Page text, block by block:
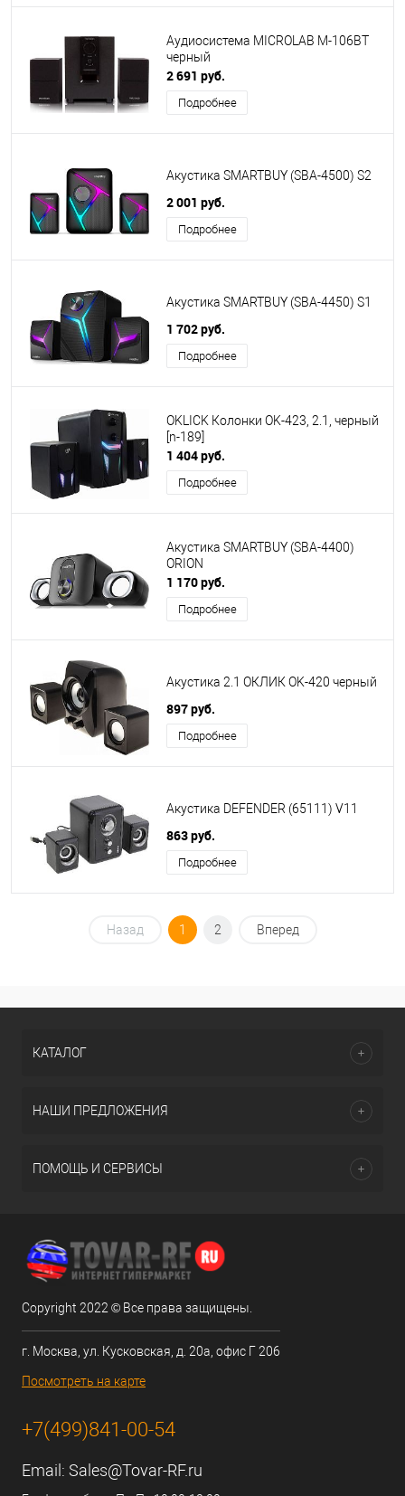
Аудиосистема MICROLAB M-106BT
черный
2 691 руб.
Подробнее
Акустика SMARTBUY (SBA-4500) S2
2 001 руб.
Подробнее
Акустика SMARTBUY (SBA-4450) S1
1 702 руб.
Подробнее
OKLICK Колонки OK-423, 2.1, черный
[n-189]
1 404 руб.
Подробнее
Акустика SMARTBUY (SBA-4400)
ORION
1 170 руб.
Подробнее
Акустика 2.1 ОКЛИК OK-420 черный
897 руб.
Подробнее
Акустика DEFENDER (65111) V11
863 руб.
Подробнее
Назад 1 2 Вперед
КАТАЛОГ
НАШИ ПРЕДЛОЖЕНИЯ
ПОМОЩЬ И СЕРВИСЫ
Copyright 2022 © Все права защищены.
г. Москва, ул. Кусковская, д. 20а, офис Г 206
Посмотреть на карте
+7(499)841-00-54
Email: Sales@Tovar-RF.ru